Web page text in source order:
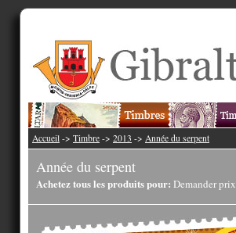
Accueil -> Timbre -> 2013 -> Année du serpent
Année du serpent
Achetez tous les produits pour: Demander prix